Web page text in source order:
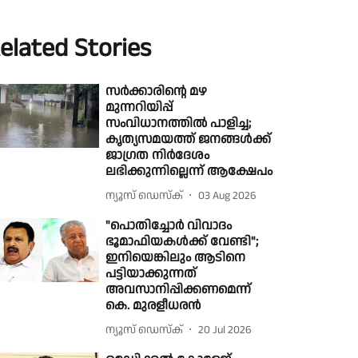
Stories
സർക്കാരിൻ്റെ മഴ
മുന്നറിയിപ്പ്
സംവിധാനത്തിൽ പാളിച്ച;
കൃത്യസമയത്ത് ജനങ്ങൾക്ക്
ജാഗ്രത നിർദേശം
ലഭിക്കുന്നില്ലെന്ന് ആക്ഷേപം
ന്യൂസ് ഡെസ്ക് 03 Aug 2026
"പൊതിച്ചോർ വിവാദം
ഭൂമാഫിയകൾക്ക് വേണ്ടി";
ഇനിയെങ്കിലും ആടിനെ
പട്ടിയാക്കുന്നത്
അവസാനിപ്പിക്കണമെന്ന്
കെ. മുരളീധരൻ
ന്യൂസ് ഡെസ്ക് 20 Jul 2026